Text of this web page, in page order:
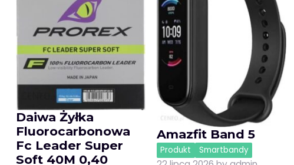
Daiwa Żyłka
Fluorocarbonowa
Fc Leader Super
Soft 40M 0,40
Amazfit Band 5
Produkt Smartbandy